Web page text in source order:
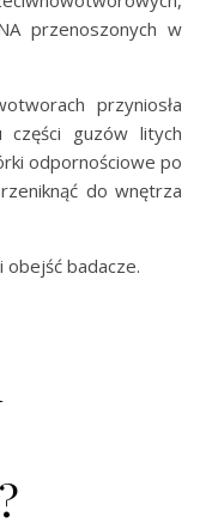
przenoszonych w
przyniosła
części guzów litych
odpornościowe po
do wnętrza
obejść badacze.